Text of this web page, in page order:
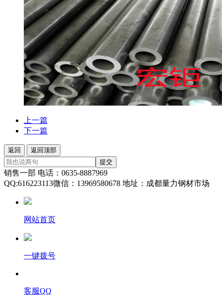
上一篇
下一篇
返回
返回顶部
提交
销售一部 电话：0635-8887969
QQ:616223113微信：13969580678 地址：成都量力钢材市场
网站首页
一键拨号
客服QQ